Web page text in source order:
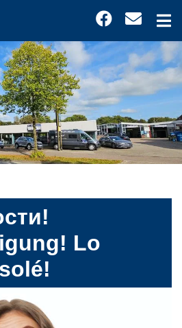
Lo